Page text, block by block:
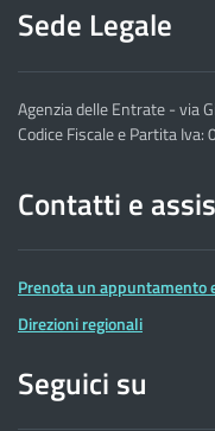
Sede Legale
Agenzia delle Entrate - via
Codice Fiscale e Partita
Contatti e
Prenota un appuntamento
Direzioni regionali
Seguici su